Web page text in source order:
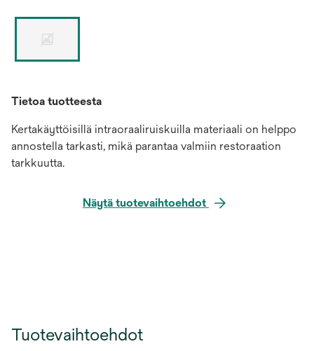
Tietoa tuotteesta
Kertakäyttöisillä intraoraaliruiskuilla materiaali on helppo
annostella tarkasti, mikä parantaa valmiin restoraation
tarkkuutta.
Näytä tuotevaihtoehdot
Tuotevaihtoehdot